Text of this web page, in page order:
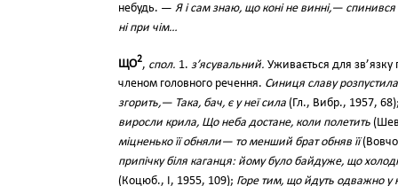
небудь. — Я і сам знаю, що коні не винні,—
ні при чім…
ЩО2, спол. 1. з’ясувальний. Уживається для
членом головного речення. Синиця славу
згорить,— Така, бач, є у неї сила (Гл., Вибр., 1957,
виросли крила, Що неба достане, коли полетить
міцненько її обняли— то менший брат обняв її
припічку біля каганця: йому було байдуже, що
(Коцюб., І, 1955, 109); Горе тим, що йдуть одважно у